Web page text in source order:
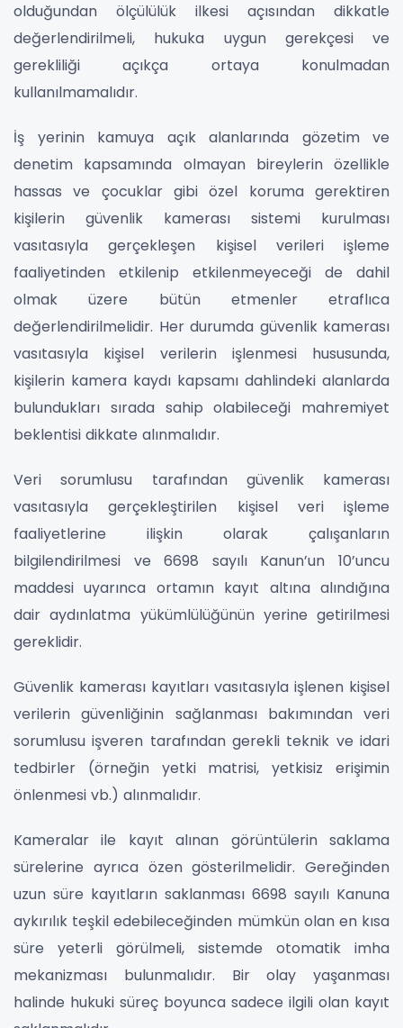
olduğundan ölçülülük ilkesi açısından dikkatle
değerlendirilmeli, hukuka uygun gerekçesi ve
gerekliliği açıkça ortaya konulmadan
kullanılmamalıdır.
İş yerinin kamuya açık alanlarında gözetim ve
denetim kapsamında olmayan bireylerin özellikle
hassas ve çocuklar gibi özel koruma gerektiren
kişilerin güvenlik kamerası sistemi kurulması
vasıtasıyla gerçekleşen kişisel verileri işleme
faaliyetinden etkilenip etkilenmeyeceği de dahil
olmak üzere bütün etmenler etraflıca
değerlendirilmelidir. Her durumda güvenlik kamerası
vasıtasıyla kişisel verilerin işlenmesi hususunda,
kişilerin kamera kaydı kapsamı dahlindeki alanlarda
bulundukları sırada sahip olabileceği mahremiyet
beklentisi dikkate alınmalıdır.
Veri sorumlusu tarafından güvenlik kamerası
vasıtasıyla gerçekleştirilen kişisel veri işleme
faaliyetlerine ilişkin olarak çalışanların
bilgilendirilmesi ve 6698 sayılı Kanun’un 10’uncu
maddesi uyarınca ortamın kayıt altına alındığına
dair aydınlatma yükümlülüğünün yerine getirilmesi
gereklidir.
Güvenlik kamerası kayıtları vasıtasıyla işlenen kişisel
verilerin güvenliğinin sağlanması bakımından veri
sorumlusu işveren tarafından gerekli teknik ve idari
tedbirler (örneğin yetki matrisi, yetkisiz erişimin
önlenmesi vb.) alınmalıdır.
Kameralar ile kayıt alınan görüntülerin saklama
sürelerine ayrıca özen gösterilmelidir. Gereğinden
uzun süre kayıtların saklanması 6698 sayılı Kanuna
aykırılık teşkil edebileceğinden mümkün olan en kısa
süre yeterli görülmeli, sistemde otomatik imha
mekanizması bulunmalıdır. Bir olay yaşanması
halinde hukuki süreç boyunca sadece ilgili olan kayıt